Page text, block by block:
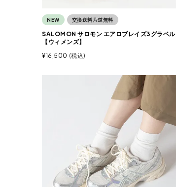
NEW 交換送料片道無料
SALOMON サロモン エアロブレイズ3グラベル
【ウィメンズ】
¥16,500 税込